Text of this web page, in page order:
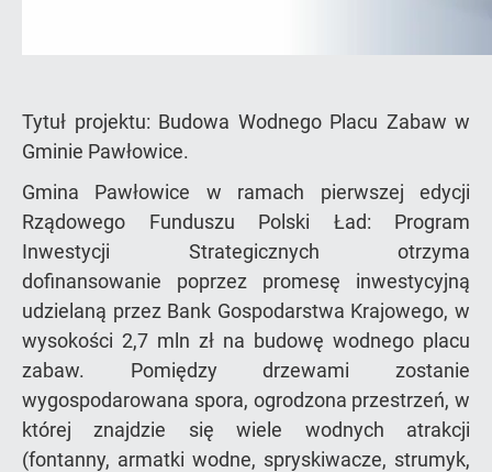
Tytuł projektu: Budowa Wodnego Placu Zabaw w
Gminie Pawłowice.
Gmina Pawłowice w ramach pierwszej edycji
Rządowego Funduszu Polski Ład: Program
Inwestycji Strategicznych otrzyma
dofinansowanie poprzez promesę inwestycyjną
udzielaną przez Bank Gospodarstwa Krajowego, w
wysokości 2,7 mln zł na budowę wodnego placu
zabaw. Pomiędzy drzewami zostanie
wygospodarowana spora, ogrodzona przestrzeń, w
której znajdzie się wiele wodnych atrakcji
(fontanny, armatki wodne, spryskiwacze, strumyk,